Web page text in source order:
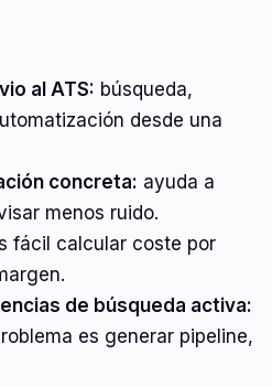
al ATS: búsqueda,
desde una
concreta: ayuda a
menos ruido.
fácil calcular coste por
de búsqueda activa:
es generar pipeline,